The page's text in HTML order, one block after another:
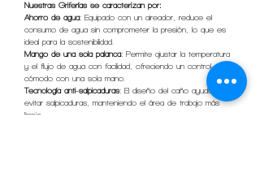
Nuestras Griferías se caracterizan por:
Ahorro de agua: Equipado con un aireador, reduce el
consumo de agua sin comprometer la presión, lo que es
ideal para la sostenibilidad.
Mango de una sola palanca: Permite ajustar la temperatura
y el flujo de agua con facilidad, ofreciendo un control
cómodo con una sola mano.
Tecnología anti-salpicaduras: El diseño del caño ayuda a
evitar salpicaduras, manteniendo el área de trabajo más
limpia.